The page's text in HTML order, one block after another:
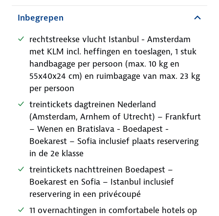
Inbegrepen
rechtstreekse vlucht Istanbul - Amsterdam
met KLM incl. heffingen en toeslagen, 1 stuk
handbagage per persoon (max. 10 kg en
55x40x24 cm) en ruimbagage van max. 23 kg
per persoon
treintickets dagtreinen Nederland
(Amsterdam, Arnhem of Utrecht) – Frankfurt
– Wenen en Bratislava - Boedapest -
Boekarest – Sofia inclusief plaats reservering
in de 2e klasse
treintickets nachttreinen Boedapest –
Boekarest en Sofia – Istanbul inclusief
reservering in een privécoupé
11 overnachtingen in comfortabele hotels op